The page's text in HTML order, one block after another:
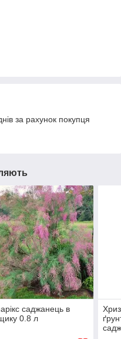
за рахунок покупця
саджанець в
0.8 л